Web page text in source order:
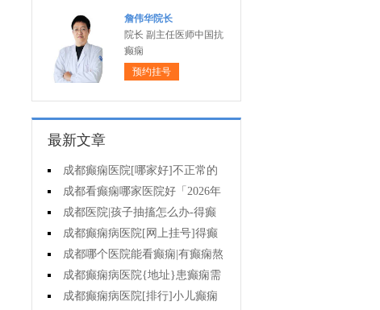
詹伟华院长
院长 副主任医师中国抗
癫痫
预约挂号
最新文章
成都癫痫医院[哪家好]不正常的
脑电图意味着什么?
成都看癫痫哪家医院好「2026年
度公布」癫痫诊断是要确定病情情
况吗?
成都医院|孩子抽搐怎么办-得癫
痫后不能治疗吗?
成都癫痫病医院[网上挂号]得癫
痫会有哪些问题?
成都哪个医院能看癫痫|有癫痫熬
夜可取吗?
成都癫痫病医院{地址}患癫痫需
住院治疗吗?
成都癫痫病医院[排行]小儿癫痫